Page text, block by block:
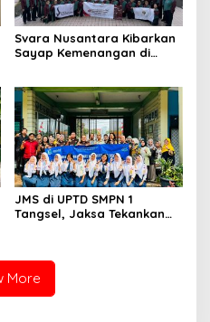
Svara Nusantara Kibarkan
Sayap Kemenangan di
JMS di UPTD SMPN 1
Tangsel, Jaksa Tekankan
More